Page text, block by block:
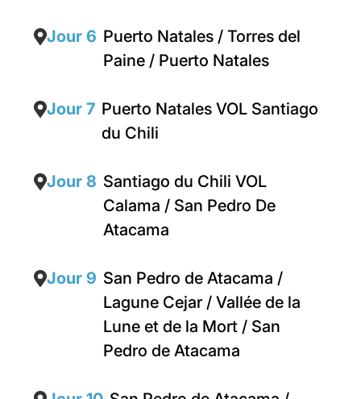
Jour 6 Puerto Natales / Torres del
Paine / Puerto Natales
Jour 7 Puerto Natales VOL Santiago
du Chili
Jour 8 Santiago du Chili VOL
Calama / San Pedro De
Atacama
Jour 9 San Pedro de Atacama /
Lagune Cejar / Vallée de la
Lune et de la Mort / San
Pedro de Atacama